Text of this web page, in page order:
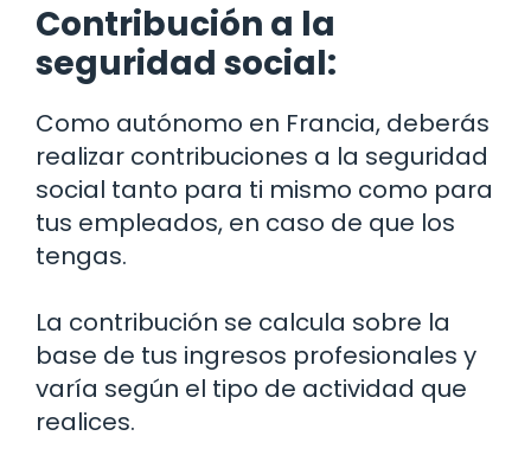
Contribución a la
seguridad social:
Como autónomo en Francia, deberás
realizar contribuciones a la seguridad
social tanto para ti mismo como para
tus empleados, en caso de que los
tengas.
La contribución se calcula sobre la
base de tus ingresos profesionales y
varía según el tipo de actividad que
realices.